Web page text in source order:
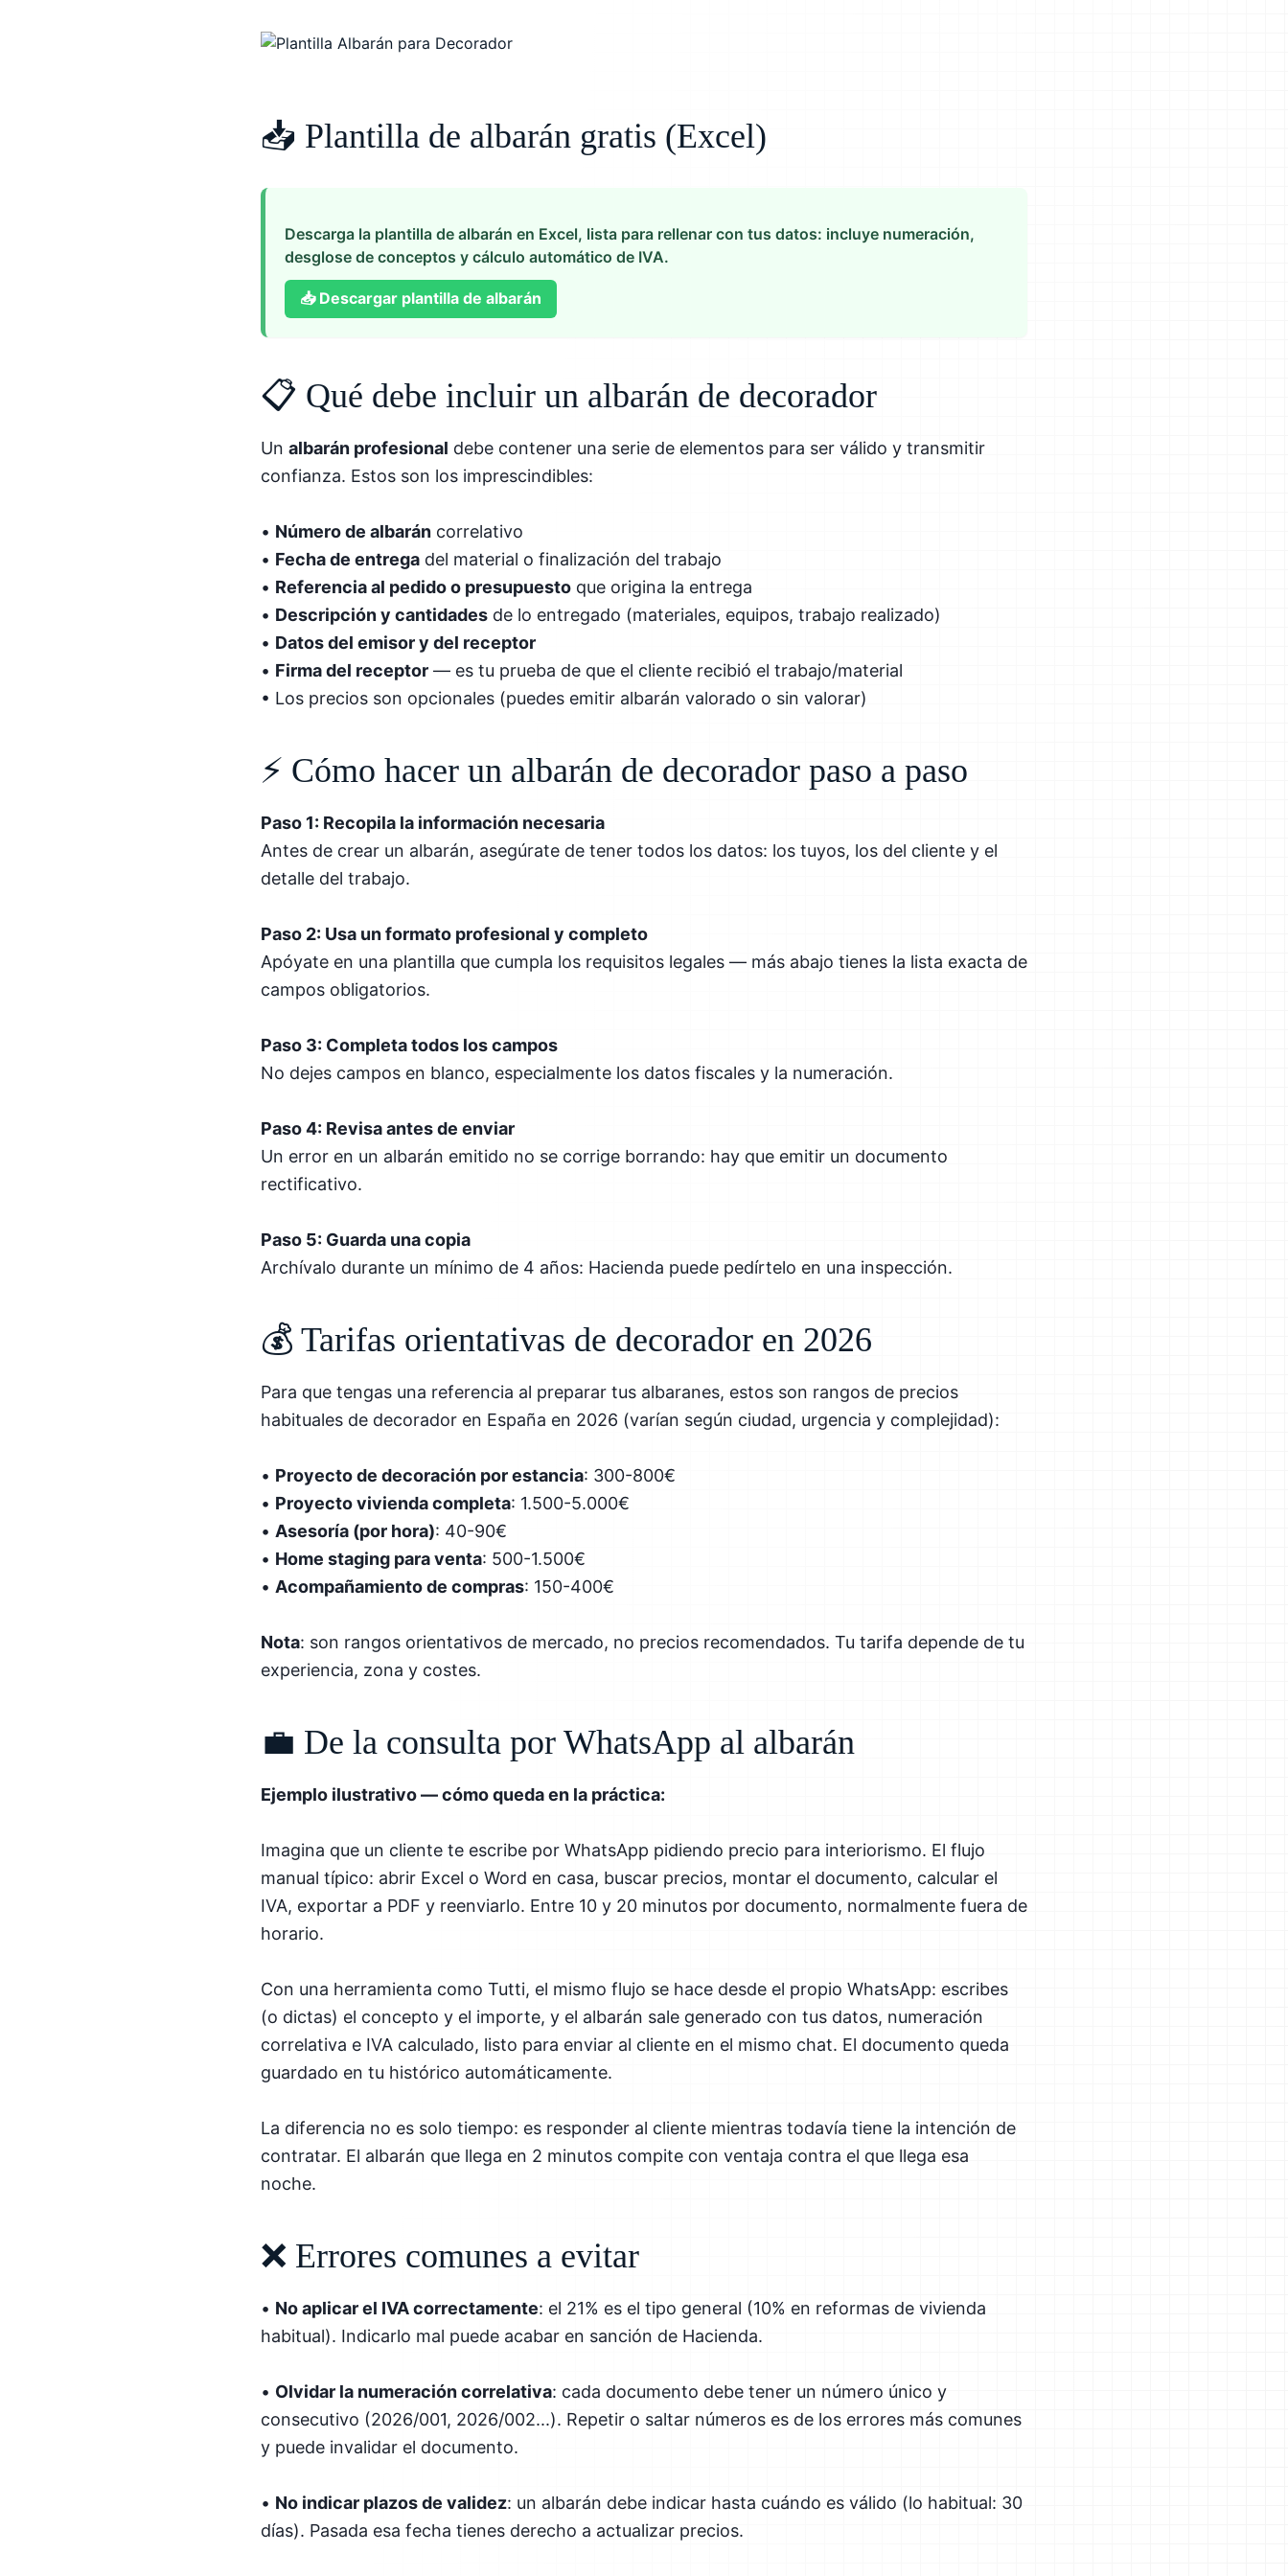
📥 Plantilla de albarán gratis (Excel)
Descarga la plantilla de albarán en Excel, lista para rellenar con tus datos: incluye numeración,
desglose de conceptos y cálculo automático de IVA.
📥 Descargar plantilla de albarán
📋 Qué debe incluir un albarán de decorador
Un albarán profesional debe contener una serie de elementos para ser válido y transmitir
confianza. Estos son los imprescindibles:
• Número de albarán correlativo
• Fecha de entrega del material o finalización del trabajo
• Referencia al pedido o presupuesto que origina la entrega
• Descripción y cantidades de lo entregado (materiales, equipos, trabajo realizado)
• Datos del emisor y del receptor
• Firma del receptor — es tu prueba de que el cliente recibió el trabajo/material
• Los precios son opcionales (puedes emitir albarán valorado o sin valorar)
⚡ Cómo hacer un albarán de decorador paso a paso
Paso 1: Recopila la información necesaria
Antes de crear un albarán, asegúrate de tener todos los datos: los tuyos, los del cliente y el
detalle del trabajo.
Paso 2: Usa un formato profesional y completo
Apóyate en una plantilla que cumpla los requisitos legales — más abajo tienes la lista exacta de
campos obligatorios.
Paso 3: Completa todos los campos
No dejes campos en blanco, especialmente los datos fiscales y la numeración.
Paso 4: Revisa antes de enviar
Un error en un albarán emitido no se corrige borrando: hay que emitir un documento
rectificativo.
Paso 5: Guarda una copia
Archívalo durante un mínimo de 4 años: Hacienda puede pedírtelo en una inspección.
💰 Tarifas orientativas de decorador en 2026
Para que tengas una referencia al preparar tus albaranes, estos son rangos de precios
habituales de decorador en España en 2026 (varían según ciudad, urgencia y complejidad):
• Proyecto de decoración por estancia: 300-800€
• Proyecto vivienda completa: 1.500-5.000€
• Asesoría (por hora): 40-90€
• Home staging para venta: 500-1.500€
• Acompañamiento de compras: 150-400€
Nota: son rangos orientativos de mercado, no precios recomendados. Tu tarifa depende de tu
experiencia, zona y costes.
💼 De la consulta por WhatsApp al albarán
Ejemplo ilustrativo — cómo queda en la práctica:
Imagina que un cliente te escribe por WhatsApp pidiendo precio para interiorismo. El flujo
manual típico: abrir Excel o Word en casa, buscar precios, montar el documento, calcular el
IVA, exportar a PDF y reenviarlo. Entre 10 y 20 minutos por documento, normalmente fuera de
horario.
Con una herramienta como Tutti, el mismo flujo se hace desde el propio WhatsApp: escribes
(o dictas) el concepto y el importe, y el albarán sale generado con tus datos, numeración
correlativa e IVA calculado, listo para enviar al cliente en el mismo chat. El documento queda
guardado en tu histórico automáticamente.
La diferencia no es solo tiempo: es responder al cliente mientras todavía tiene la intención de
contratar. El albarán que llega en 2 minutos compite con ventaja contra el que llega esa
noche.
❌ Errores comunes a evitar
• No aplicar el IVA correctamente: el 21% es el tipo general (10% en reformas de vivienda
habitual). Indicarlo mal puede acabar en sanción de Hacienda.
• Olvidar la numeración correlativa: cada documento debe tener un número único y
consecutivo (2026/001, 2026/002...). Repetir o saltar números es de los errores más comunes
y puede invalidar el documento.
• No indicar plazos de validez: un albarán debe indicar hasta cuándo es válido (lo habitual: 30
días). Pasada esa fecha tienes derecho a actualizar precios.